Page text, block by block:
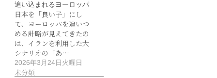
追い込まれるヨーロッパ
日本を「良い子」にし
て、ヨーロッパを追いつ
める計略が見えてきたの
は、イランを利用した大
シナリオの「あ…
2026年3月24日火曜日
未分類